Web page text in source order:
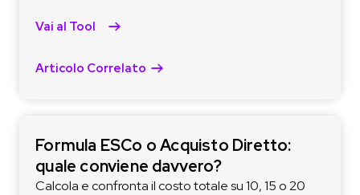
Vai al Tool
Articolo Correlato
Formula ESCo o Acquisto Diretto:
quale conviene davvero?
Calcola e confronta il costo totale su 10, 15 o 20